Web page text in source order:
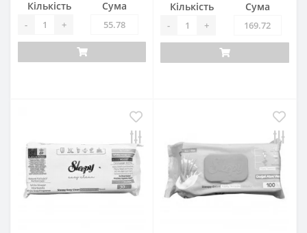
Кількість
- +
Сума Кількість
- +
Сума